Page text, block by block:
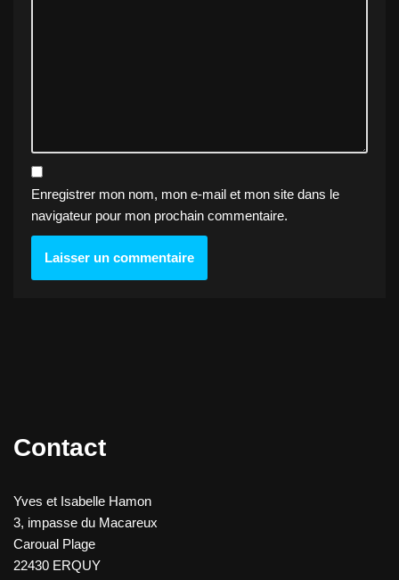
Enregistrer mon nom, mon e-mail et mon site dans le
navigateur pour mon prochain commentaire.
Contact
Yves et Isabelle Hamon
3, impasse du Macareux
Caroual Plage
22430 ERQUY